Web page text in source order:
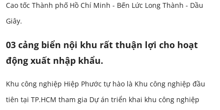
Cao tốc Thành phố Hồ Chí Minh - Bến Lức Long Thành - Dầu
Giây.
03 cảng biển nội khu rất thuận lợi cho hoạt
động xuất nhập khẩu.
Khu công nghiệp Hiệp Phước tự hào là Khu công nghiệp đầu
tiên tại TP.HCM tham gia Dự án triển khai khu công nghiệp